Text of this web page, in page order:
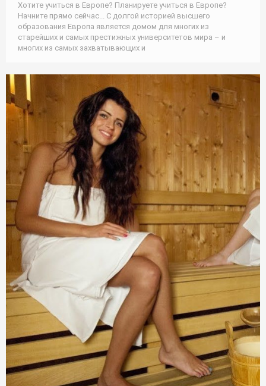
Хотите учиться в Европе? Планируете учиться в Европе?
Начните прямо сейчас... С долгой историей высшего
образования Европа является домом для многих из
старейших и самых престижных университетов мира – и
многих из самых захватывающих и